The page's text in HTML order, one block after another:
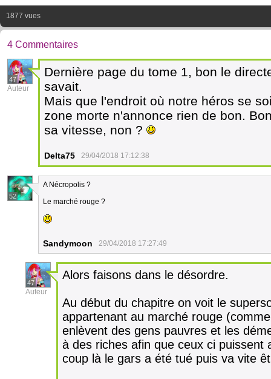
1877 vues
4 Commentaires
47
Auteur
Dernière page du tome 1, bon le
savait.
Mais que l'endroit où notre héros se
zone morte n'annonce rien de bon.
sa vitesse, non ?
Delta75 29/04/2018 17:12:38
52
A Nécropolis ?
Le marché rouge ?
Sandymoon 29/04/2018 17:27:49
47
Auteur
Alors faisons dans le désordre.
Au début du chapitre on voit le
appartenant au marché rouge
enlèvent des gens pauvres et les
à des riches afin que ceux ci
coup là le gars a été tué puis va vite